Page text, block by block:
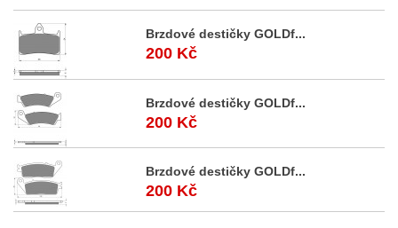
Brzdové destičky GOLDf...
200 Kč
Brzdové destičky GOLDf...
200 Kč
Brzdové destičky GOLDf...
200 Kč